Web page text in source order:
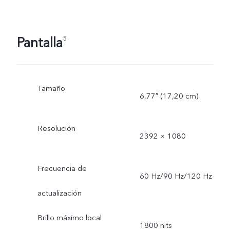
Pantalla5
Tamaño
6,77″ (17,20 cm)
Resolución
2392 × 1080
Frecuencia de
actualización
60 Hz/90 Hz/120 Hz
Brillo máximo local
1800 nits